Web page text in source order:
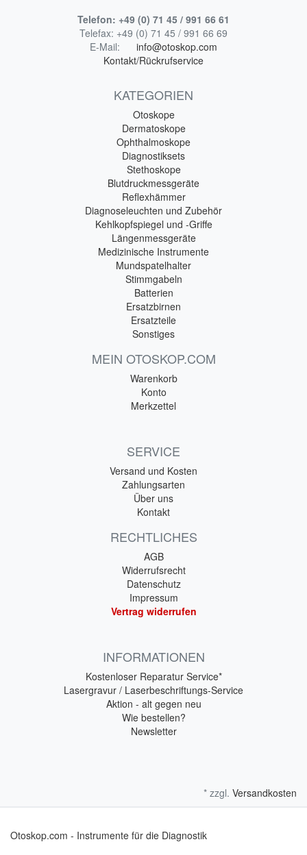
Telefon: +49 (0) 71 45 / 991 66 61
Telefax: +49 (0) 71 45 / 991 66 69
E-Mail:
info@otoskop.com
Kontakt/Rückrufservice
KATEGORIEN
Otoskope
Dermatoskope
Ophthalmoskope
Diagnostiksets
Stethoskope
Blutdruckmessgeräte
Reflexhämmer
Diagnoseleuchten und Zubehör
Kehlkopfspiegel und -Griffe
Längenmessgeräte
Medizinische Instrumente
Mundspatelhalter
Stimmgabeln
Batterien
Ersatzbirnen
Ersatzteile
Sonstiges
MEIN OTOSKOP.COM
Warenkorb
Konto
Merkzettel
SERVICE
Versand und Kosten
Zahlungsarten
Über uns
Kontakt
RECHTLICHES
AGB
Widerrufsrecht
Datenschutz
Impressum
Vertrag widerrufen
INFORMATIONEN
Kostenloser Reparatur Service*
Lasergravur / Laserbeschriftungs-Service
Aktion - alt gegen neu
Wie bestellen?
Newsletter
* zzgl. Versandkosten
Otoskop.com - Instrumente für die Diagnostik